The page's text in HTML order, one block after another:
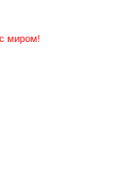
миром!